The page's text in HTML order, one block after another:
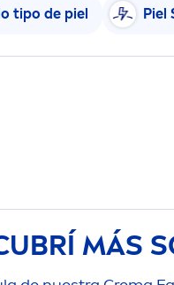
tipo de piel Piel
MÁS